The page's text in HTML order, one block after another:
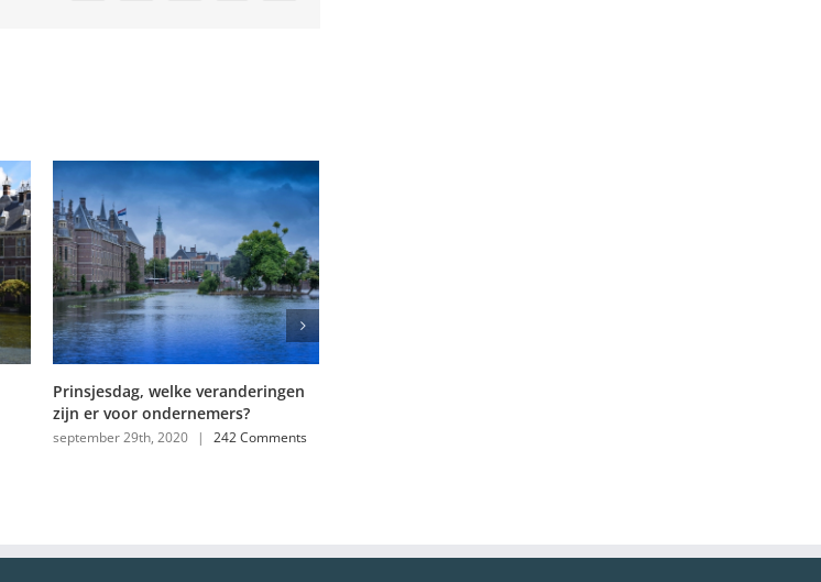
Prinsjesdag, welke veranderingen
zijn er voor ondernemers?
september 29th, 2020 | 242 Comments
Ondernemen in tijden van de
zijn er om je te helpen?